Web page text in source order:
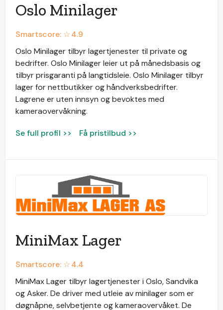
Oslo Minilager
Smartscore: ☆4.9
Oslo Minilager tilbyr lagertjenester til private og
bedrifter. Oslo Minilager leier ut på månedsbasis og
tilbyr prisgaranti på langtidsleie. Oslo Minilager tilbyr
lager for nettbutikker og håndverksbedrifter.
Lagrene er uten innsyn og bevoktes med
kameraovervåkning.
Se full profil >> Få pristilbud >>
MiniMax Lager
Smartscore: ☆4.4
MiniMax Lager tilbyr lagertjenester i Oslo, Sandvika
og Asker. De driver med utleie av minilager som er
døgnåpne, selvbetjente og kameraovervåket. De